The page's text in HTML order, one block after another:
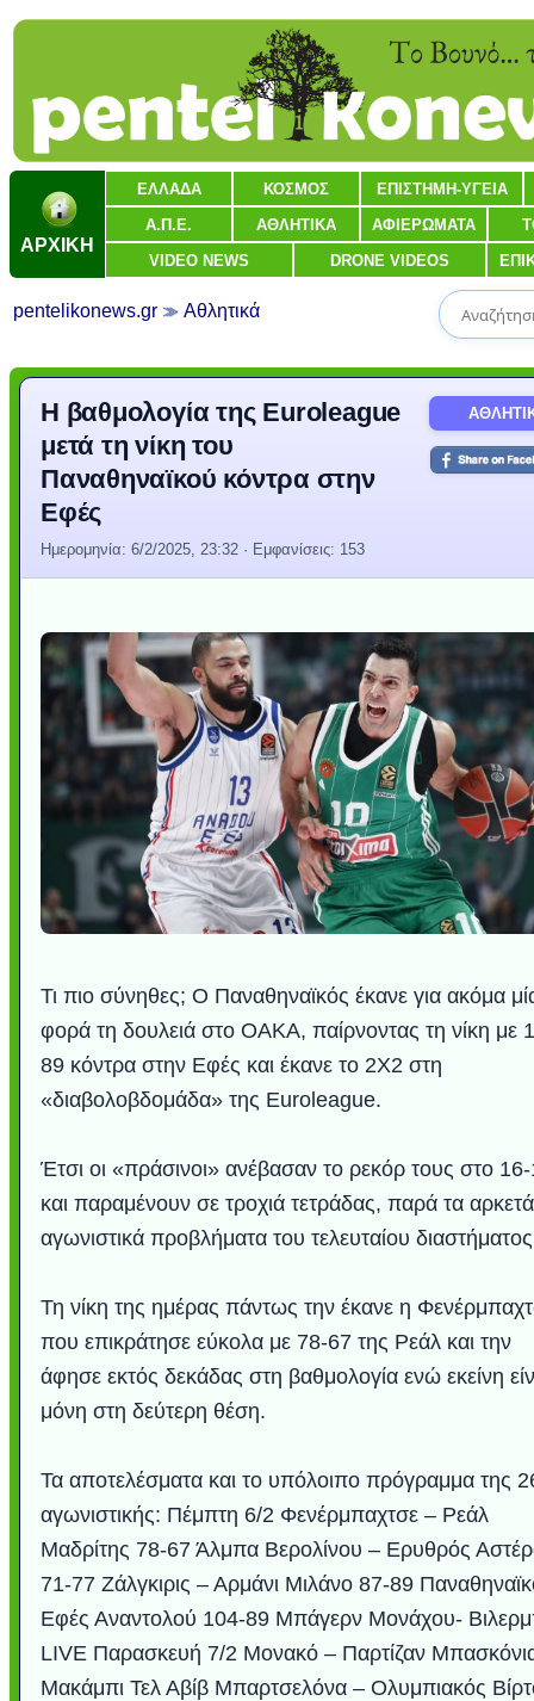
ΑΡΧΙΚΗ
ΕΛΛΑΔΑ ΚΟΣΜΟΣ ΕΠΙΣΤΗΜΗ-ΥΓΕΙΑ
Α.Π.Ε. ΑΘΛΗΤΙΚΑ ΑΦΙΕΡΩΜΑΤΑ
VIDEO NEWS DRONE VIDEOS
pentelikonews.gr Αθλητικά
Η βαθμολογία της Euroleague
μετά τη νίκη του
Παναθηναϊκού κόντρα στην
Εφές
Ημερομηνία: 6/2/2025, 23:32 · Εμφανίσεις: 153
Τι πιο σύνηθες; Ο Παναθηναϊκός έκανε για ακόμα
φορά τη δουλειά στο ΟΑΚΑ, παίρνοντας τη νίκη με
89 κόντρα στην Εφές και έκανε το 2Χ2 στη
«διαβολοβδομάδα» της Euroleague.
Έτσι οι «πράσινοι» ανέβασαν το ρεκόρ τους στο
και παραμένουν σε τροχιά τετράδας, παρά τα αρκετά
αγωνιστικά προβλήματα του τελευταίου
Τη νίκη της ημέρας πάντως την έκανε η
που επικράτησε εύκολα με 78-67 της Ρεάλ και την
άφησε εκτός δεκάδας στη βαθμολογία ενώ εκείνη
μόνη στη δεύτερη θέση.
Τα αποτελέσματα και το υπόλοιπο πρόγραμμα της
αγωνιστικής: Πέμπτη 6/2 Φενέρμπαχτσε – Ρεάλ
Μαδρίτης 78-67 Άλμπα Βερολίνου – Ερυθρός
71-77 Ζάλγκιρις – Αρμάνι Μιλάνο 87-89
Εφές Αναντολού 104-89 Μπάγερν Μονάχου-
LIVE Παρασκευή 7/2 Μονακό – Παρτίζαν
Μακάμπι Τελ Αβίβ Μπαρτσελόνα – Ολυμπιακός
Ο αέρας του
Ταξίδι στο
Διεθνής
Μουσική από
Video:
Εντυπωσιακές
Abbey,Ταϊτή
Υποθαλάσσιο
Η νέα
Ο Κομήτης του
Συγκινητικό
Alesund: Μια
Η γάτα και το